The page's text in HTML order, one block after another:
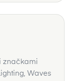
značkami
Waves